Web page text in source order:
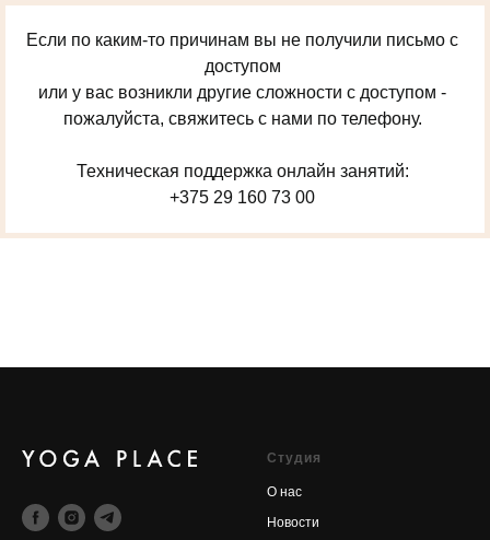
Если по каким-то причинам вы не получили письмо с
доступом
или у вас возникли другие сложности с доступом -
пожалуйста, свяжитесь с нами по телефону.
Техническая поддержка онлайн занятий:
+375 29 160 73 00
Cтудия
О нас
Новости